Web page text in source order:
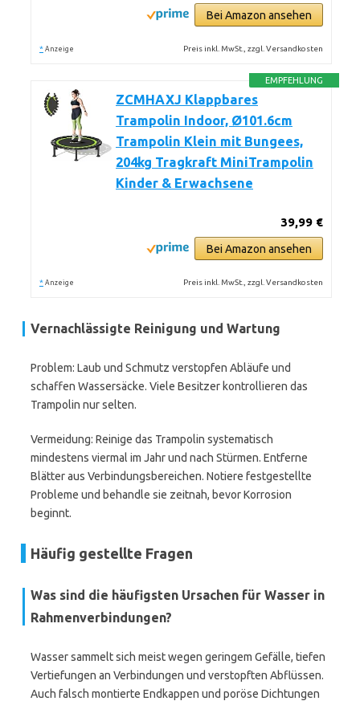
Bei Amazon ansehen
* Anzeige Preis inkl. MwSt., zzgl. Versandkosten
EMPFEHLUNG
ZCMHAXJ Klappbares
Trampolin Indoor, Ø101.6cm
Trampolin Klein mit Bungees,
204kg Tragkraft MiniTrampolin
Kinder & Erwachsene
39,99 €
Bei Amazon ansehen
* Anzeige Preis inkl. MwSt., zzgl. Versandkosten
Vernachlässigte Reinigung und Wartung
Problem: Laub und Schmutz verstopfen Abläufe und
schaffen Wassersäcke. Viele Besitzer kontrollieren das
Trampolin nur selten.
Vermeidung: Reinige das Trampolin systematisch
mindestens viermal im Jahr und nach Stürmen. Entferne
Blätter aus Verbindungsbereichen. Notiere festgestellte
Probleme und behandle sie zeitnah, bevor Korrosion
beginnt.
Häufig gestellte Fragen
Was sind die häufigsten Ursachen für Wasser in
Rahmenverbindungen?
Wasser sammelt sich meist wegen geringem Gefälle, tiefen
Vertiefungen an Verbindungen und verstopften Abflüssen.
Auch falsch montierte Endkappen und poröse Dichtungen